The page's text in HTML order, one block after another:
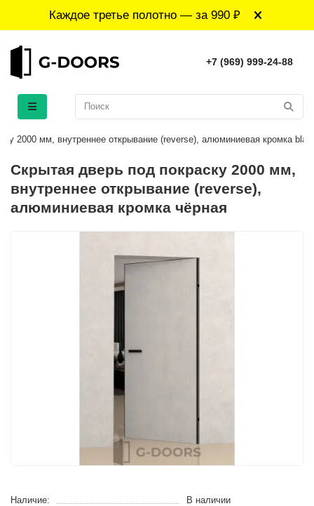
Каждое третье полотно — за 990 ₽
+7 (969) 999-24-88
2000 мм, внутреннее открывание (reverse), алюминиевая кромка
Скрытая дверь под покраску 2000 мм,
внутреннее открывание (reverse),
алюминиевая кромка чёрная
Наличие: В наличии